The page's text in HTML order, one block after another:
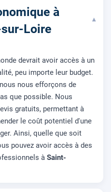
à
Loire
▾
devrait avoir accès à un
peu importe leur budget.
nous efforçons de
que possible. Nous
gratuits, permettant à
le coût potentiel d'une
Ainsi, quelle que soit
pouvez avoir accès à des
à Saint-